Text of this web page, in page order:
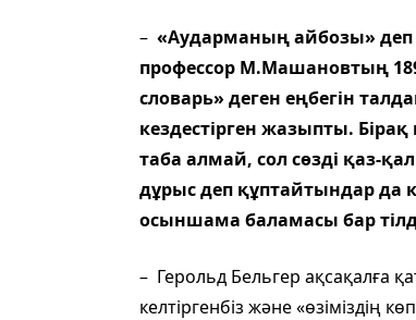
– «Аударманың айбозы» деп
профессор ­М.Машановтың
словарь» деген еңбегін
кездестірген жазыпты.
таба алмай, сол сөзді қаз-
дұрыс деп құптайтындар да
осыншама баламасы бар
– Герольд Бельгер ақсақалға
келтіргенбіз және «өзіміздің